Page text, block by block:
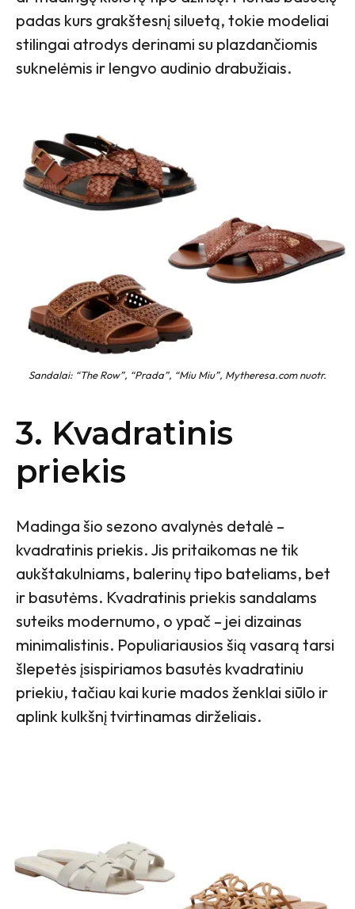
padas kurs grakštesnį siluetą, tokie modeliai
stilingai atrodys derinami su plazdančiomis
suknelėmis ir lengvo audinio drabužiais.
Sandalai: “The Row”, “Prada”, “Miu Miu”, Mytheresa.com nuotr.
3. Kvadratinis
priekis
Madinga šio sezono avalynės detalė –
kvadratinis priekis. Jis pritaikomas ne tik
aukštakulniams, balerinų tipo bateliams, bet
ir basutėms. Kvadratinis priekis sandalams
suteiks modernumo, o ypač – jei dizainas
minimalistinis. Populiariausios šią vasarą tarsi
šlepetės įsispiriamos basutės kvadratiniu
priekiu, tačiau kai kurie mados ženklai siūlo ir
aplink kulkšnį tvirtinamas dirželiais.